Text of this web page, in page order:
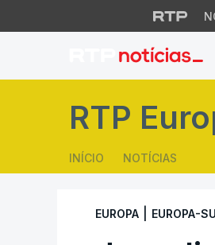
RTP
INÍCIO NOTÍCIAS
EUROPA EUROPA-